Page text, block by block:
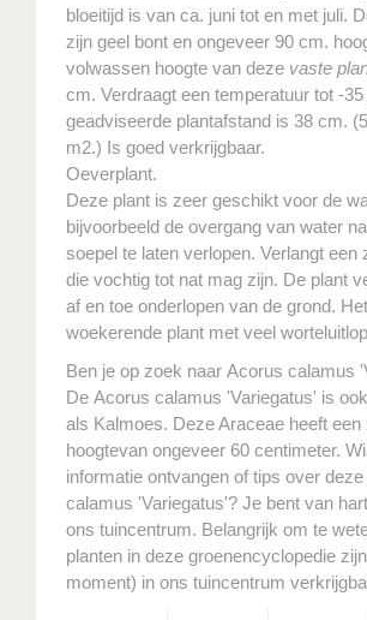
bloeitijd is van ca. juni tot en met juli.
zijn geel bont en ongeveer 90 cm.
volwassen hoogte van deze vaste
cm. Verdraagt een temperatuur tot -
geadviseerde plantafstand is 38 cm.
m2.) Is goed verkrijgbaar.
Oeverplant.
Deze plant is zeer geschikt voor de
bijvoorbeeld de overgang van water
soepel te laten verlopen. Verlangt een
die vochtig tot nat mag zijn. De plant
af en toe onderlopen van de grond.
woekerende plant met veel
Ben je op zoek naar Acorus calamus
De Acorus calamus 'Variegatus' is
als Kalmoes. Deze Araceae heeft
hoogtevan ongeveer 60 centimeter.
informatie ontvangen of tips over
calamus 'Variegatus'? Je bent van
ons tuincentrum. Belangrijk om te
planten in deze groenencyclopedie
moment) in ons tuincentrum